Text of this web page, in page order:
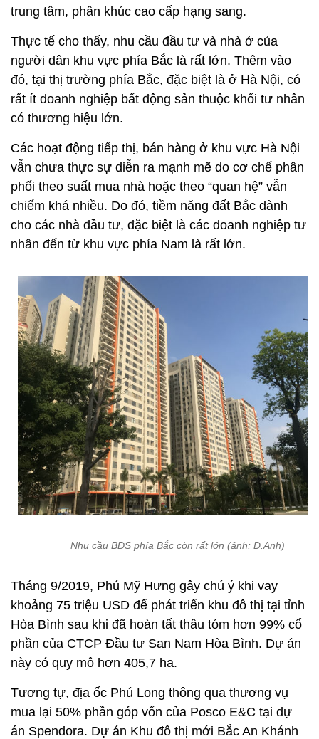
trung tâm, phân khúc cao cấp hạng sang.
Thực tế cho thấy, nhu cầu đầu tư và nhà ở của
người dân khu vực phía Bắc là rất lớn. Thêm vào
đó, tại thị trường phía Bắc, đặc biệt là ở Hà Nội, có
rất ít doanh nghiệp bất động sản thuộc khối tư nhân
có thương hiệu lớn.
Các hoạt động tiếp thị, bán hàng ở khu vực Hà Nội
vẫn chưa thực sự diễn ra mạnh mẽ do cơ chế phân
phối theo suất mua nhà hoặc theo “quan hệ” vẫn
chiếm khá nhiều. Do đó, tiềm năng đất Bắc dành
cho các nhà đầu tư, đặc biệt là các doanh nghiệp tư
nhân đến từ khu vực phía Nam là rất lớn.
Nhu cầu BĐS phía Bắc còn rất lớn (ảnh: D.Anh)
Tháng 9/2019, Phú Mỹ Hưng gây chú ý khi vay
khoảng 75 triệu USD để phát triển khu đô thị tại tỉnh
Hòa Bình sau khi đã hoàn tất thâu tóm hơn 99% cổ
phần của CTCP Đầu tư San Nam Hòa Bình. Dự án
này có quy mô hơn 405,7 ha.
Tương tự, địa ốc Phú Long thông qua thương vụ
mua lại 50% phần góp vốn của Posco E&C tại dự
án Spendora. Dự án Khu đô thị mới Bắc An Khánh